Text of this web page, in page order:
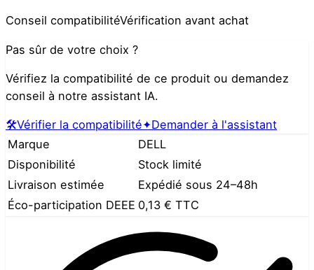
Conseil compatibilitéVérification avant achat
Pas sûr de votre choix ?
Vérifiez la compatibilité de ce produit ou demandez
conseil à notre assistant IA.
🛠️Vérifier la compatibilité✦Demander à l'assistant
Marque
DELL
Disponibilité
Stock limité
Livraison estimée
Expédié sous 24–48h
Éco-participation DEEE 0,13 € TTC